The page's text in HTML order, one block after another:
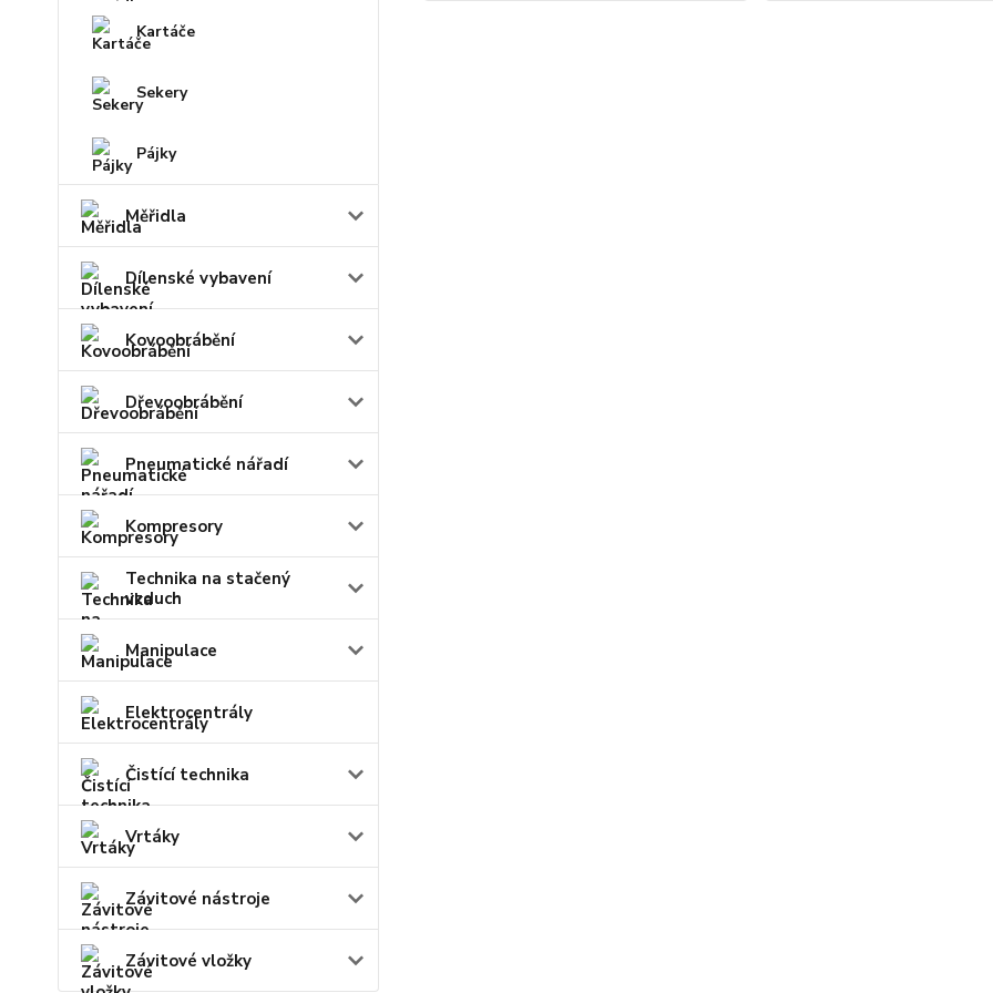
Kartáče
Sekery
Pájky
Měřidla
Dílenské vybavení
Kovoobrábění
Dřevoobrábění
Pneumatické nářadí
Kompresory
Technika na stačený
vzduch
Manipulace
Elektrocentrály
Čistící technika
Vrtáky
Závitové nástroje
Závitové vložky